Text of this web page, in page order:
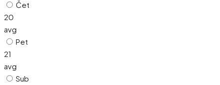
Čet
20
avg
Pet
21
avg
Sub